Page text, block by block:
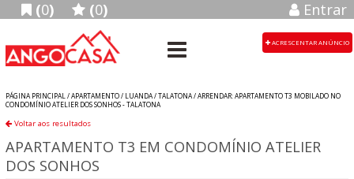
(0) (0) Entrar
ACRESCENTAR ANÚNCIO
PÁGINA PRINCIPAL /APARTAMENTO/ LUANDA/TALATONA/ARRENDAR: APARTAMENTO T3 MOBILADO NO
CONDOMÍNIO ATELIER DOS SONHOS - TALATONA
Voltar aos resultados
APARTAMENTO T3 EM CONDOMÍNIO ATELIER
DOS SONHOS